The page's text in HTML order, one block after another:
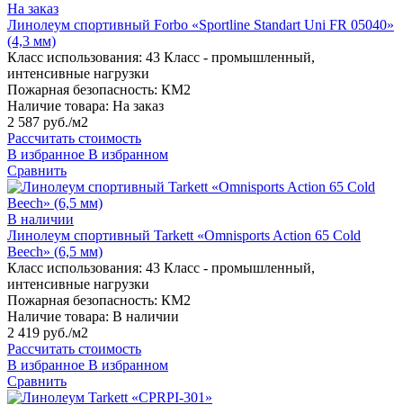
На заказ
Линолеум спортивный Forbo «Sportline Standart Uni FR 05040»
(4,3 мм)
Класс использования: 43 Класс - промышленный,
интенсивные нагрузки
Пожарная безопасность: КМ2
Наличие товара: На заказ
2 587 руб./м2
Рассчитать стоимость
В избранное В избранном
Сравнить
В наличии
Линолеум спортивный Tarkett «Omnisports Action 65 Cold
Beech» (6,5 мм)
Класс использования: 43 Класс - промышленный,
интенсивные нагрузки
Пожарная безопасность: КМ2
Наличие товара: В наличии
2 419 руб./м2
Рассчитать стоимость
В избранное В избранном
Сравнить